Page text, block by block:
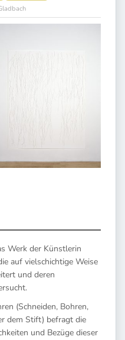
Werk der Künstlerin
auf vielschichtige Weise
und deren
(Schneiden, Bohren,
dem Stift) befragt die
und Bezüge dieser